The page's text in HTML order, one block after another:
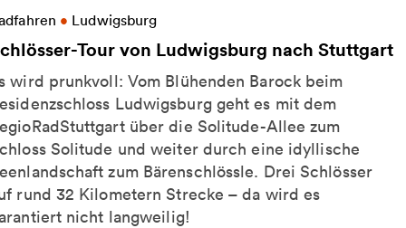
• Ludwigsburg
Tour von Ludwigsburg nach Stuttgart
wird prunkvoll: Vom Blühenden Barock beim
Ludwigsburg geht es mit dem
über die Solitude-Allee zum
Solitude und weiter durch eine idyllische
zum Bärenschlössle. Drei Schlösser
rund 32 Kilometern Strecke – da wird es
nicht langweilig!
Informationen zu Schlösser-Tour von